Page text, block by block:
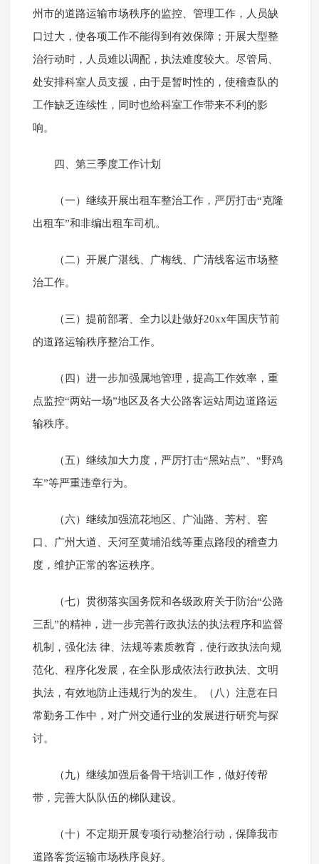
州市的道路运输市场秩序的监控、管理工作，人员缺
口过大，使各项工作不能得到有效保障；开展大型整
治行动时，人员难以调配，执法难度较大。尽管局、
处安排科室人员支援，由于是暂时性的，使稽查队的
工作缺乏连续性，同时也给科室工作带来不利的影
响。
四、第三季度工作计划
（一）继续开展出租车整治工作，严厉打击“克隆
出租车”和非编出租车司机。
（二）开展广湛线、广梅线、广清线客运市场整
治工作。
（三）提前部署、全力以赴做好20xx年国庆节前
的道路运输秩序整治工作。
（四）进一步加强属地管理，提高工作效率，重
点监控“两站一场”地区及各大公路客运站周边道路运
输秩序。
（五）继续加大力度，严厉打击“黑站点”、“野鸡
车”等严重违章行为。
（六）继续加强流花地区、广汕路、芳村、窖
口、广州大道、天河至黄埔沿线等重点路段的稽查力
度，维护正常的客运秩序。
（七）贯彻落实国务院和各级政府关于防治“公路
三乱”的精神，进一步完善行政执法的执法程序和监督
机制，强化法 律、法规等素质教育，使行政执法向规
范化、程序化发展，在全队形成依法行政执法、文明
执法，有效地防止违规行为的发生。（八）注意在日
常勤务工作中，对广州交通行业的发展进行研究与探
讨。
（九）继续加强后备骨干培训工作，做好传帮
带，完善大队队伍的梯队建设。
（十）不定期开展专项行动整治行动，保障我市
道路客货运输市场秩序良好。